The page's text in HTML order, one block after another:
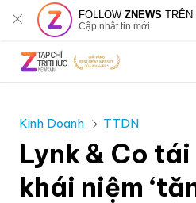
FOLLOWZNEWS TRÊN
Cập nhật tin mới
Kinh Doanh TTDN
Lynk & Co
khái niệm